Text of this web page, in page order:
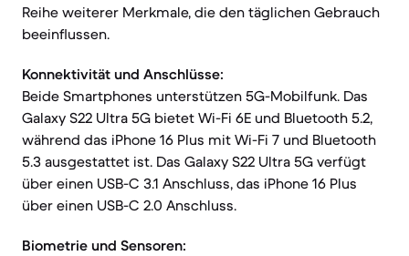
Reihe weiterer Merkmale, die den täglichen Gebrauch
beeinflussen.
Konnektivität und Anschlüsse:
Beide Smartphones unterstützen 5G-Mobilfunk. Das
Galaxy S22 Ultra 5G bietet Wi-Fi 6E und Bluetooth 5.2,
während das iPhone 16 Plus mit Wi-Fi 7 und Bluetooth
5.3 ausgestattet ist. Das Galaxy S22 Ultra 5G verfügt
über einen USB-C 3.1 Anschluss, das iPhone 16 Plus
über einen USB-C 2.0 Anschluss.
Biometrie und Sensoren: